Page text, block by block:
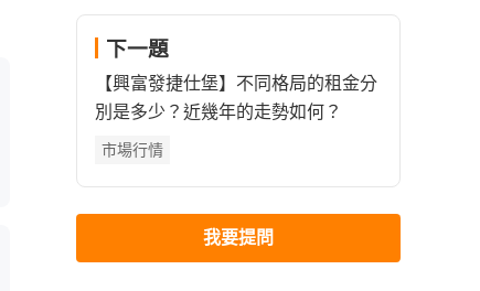
下一題
【興富發捷仕堡】不同格局的租金分
別是多少？近幾年的走勢如何？
市場行情
我要提問